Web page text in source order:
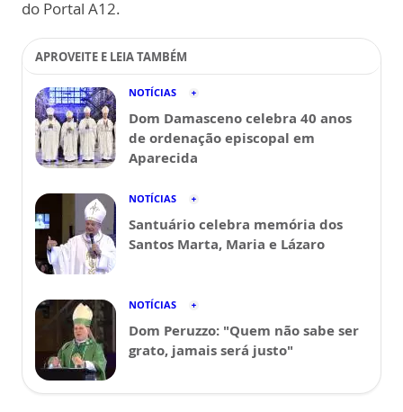
do Portal A12.
APROVEITE E LEIA TAMBÉM
NOTÍCIAS
Dom Damasceno celebra 40 anos
de ordenação episcopal em
Aparecida
NOTÍCIAS
Santuário celebra memória dos
Santos Marta, Maria e Lázaro
NOTÍCIAS
Dom Peruzzo: "Quem não sabe ser
grato, jamais será justo"